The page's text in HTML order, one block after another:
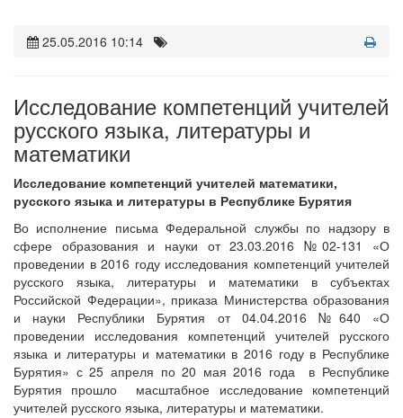
25.05.2016 10:14
Исследование компетенций учителей
русского языка, литературы и
математики
Исследование компетенций учителей математики,
русского языка и литературы в Республике Бурятия
Во исполнение письма Федеральной службы по надзору в
сфере образования и науки от 23.03.2016 №02-131 «О
проведении в 2016 году исследования компетенций учителей
русского языка, литературы и математики в субъектах
Российской Федерации», приказа Министерства образования
и науки Республики Бурятия от 04.04.2016 №640 «О
проведении исследования компетенций учителей русского
языка и литературы и математики в 2016 году в Республике
Бурятия» с 25 апреля по 20 мая 2016 года в Республике
Бурятия прошло масштабное исследование компетенций
учителей русского языка, литературы и математики.